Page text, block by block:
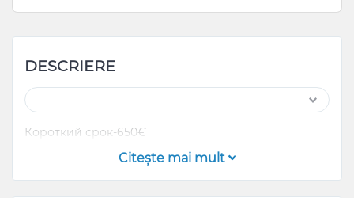
DESCRIERE
Короткий срок-650€
Citeşte mai mult